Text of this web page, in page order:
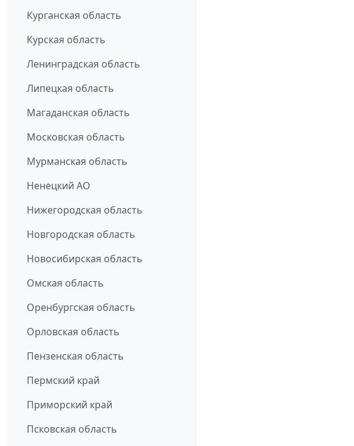
Курганская область
Курская область
Ленинградская область
Липецкая область
Магаданская область
Московская область
Мурманская область
Ненецкий АО
Нижегородская область
Новгородская область
Новосибирская область
Омская область
Оренбургская область
Орловская область
Пензенская область
Пермский край
Приморский край
Псковская область